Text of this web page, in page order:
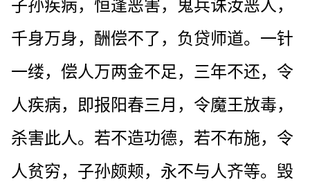
子孙疾病，恒逢恶害，鬼兵诛汝恶人，
千身万身，酬偿不了，负贷师道。一针
一缕，偿人万两金不足，三年不还，令
人疾病，即报阳春三月，令魔王放毒，
杀害此人。若不造功德，若不布施，令
人贫穷，子孙颇颊，永不与人齐等。毁